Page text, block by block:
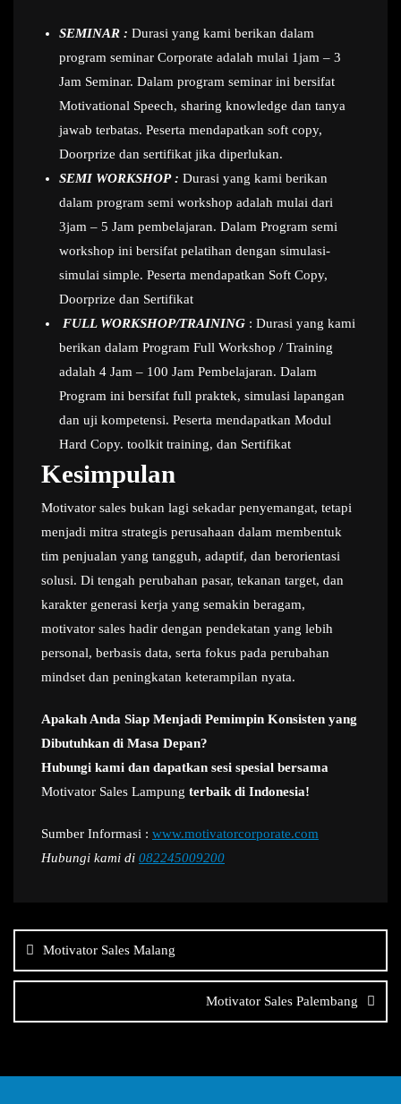
SEMINAR : Durasi yang kami berikan dalam
program seminar Corporate adalah mulai 1jam – 3
Jam Seminar. Dalam program seminar ini bersifat
Motivational Speech, sharing knowledge dan tanya
jawab terbatas. Peserta mendapatkan soft copy,
Doorprize dan sertifikat jika diperlukan.
SEMI WORKSHOP : Durasi yang kami berikan
dalam program semi workshop adalah mulai dari
3jam – 5 Jam pembelajaran. Dalam Program semi
workshop ini bersifat pelatihan dengan simulasi-
simulai simple. Peserta mendapatkan Soft Copy,
Doorprize dan Sertifikat
FULL WORKSHOP/TRAINING : Durasi yang kami
berikan dalam Program Full Workshop / Training
adalah 4 Jam – 100 Jam Pembelajaran. Dalam
Program ini bersifat full praktek, simulasi lapangan
dan uji kompetensi. Peserta mendapatkan Modul
Hard Copy. toolkit training, dan Sertifikat
Kesimpulan
Motivator sales bukan lagi sekadar penyemangat, tetapi
menjadi mitra strategis perusahaan dalam membentuk
tim penjualan yang tangguh, adaptif, dan berorientasi
solusi. Di tengah perubahan pasar, tekanan target, dan
karakter generasi kerja yang semakin beragam,
motivator sales hadir dengan pendekatan yang lebih
personal, berbasis data, serta fokus pada perubahan
mindset dan peningkatan keterampilan nyata.
Apakah Anda Siap Menjadi Pemimpin Konsisten yang
Dibutuhkan di Masa Depan?
Hubungi kami dan dapatkan sesi spesial bersama
Motivator Sales Lampung terbaik di Indonesia!
Sumber Informasi : www.motivatorcorporate.com
Hubungi kami di 082245009200
posMotivator Sales Malang
Motivator Sales Palembang